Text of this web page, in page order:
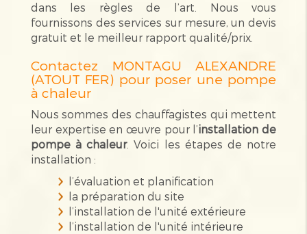
dans les règles de l’art. Nous vous
fournissons des services sur mesure, un devis
gratuit et le meilleur rapport qualité/prix.
Contactez MONTAGU ALEXANDRE
(ATOUT FER) pour poser une pompe
à chaleur
Nous sommes des chauffagistes qui mettent
leur expertise en œuvre pour l’installation de
pompe à chaleur. Voici les étapes de notre
installation :
l’évaluation et planification
la préparation du site
l’installation de l'unité extérieure
l’installation de l'unité intérieure